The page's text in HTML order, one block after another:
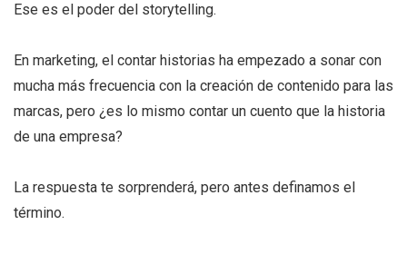
Ese es el poder del storytelling.
En marketing, el contar historias ha empezado a sonar con
mucha más frecuencia con la creación de contenido para las
marcas, pero ¿es lo mismo contar un cuento que la historia
de una empresa?
La respuesta te sorprenderá, pero antes definamos el
término.